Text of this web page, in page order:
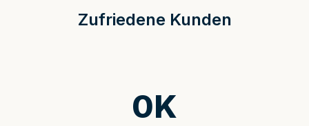
Zufriedene Kunden
0K